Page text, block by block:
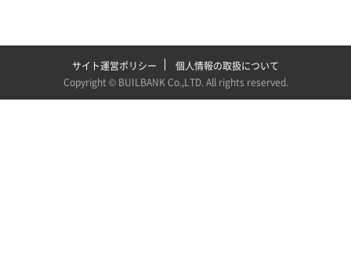
サイト運営ポリシー
個人情報の取扱について
Copyright © BUILBANK Co.,LTD. All rights reserved.